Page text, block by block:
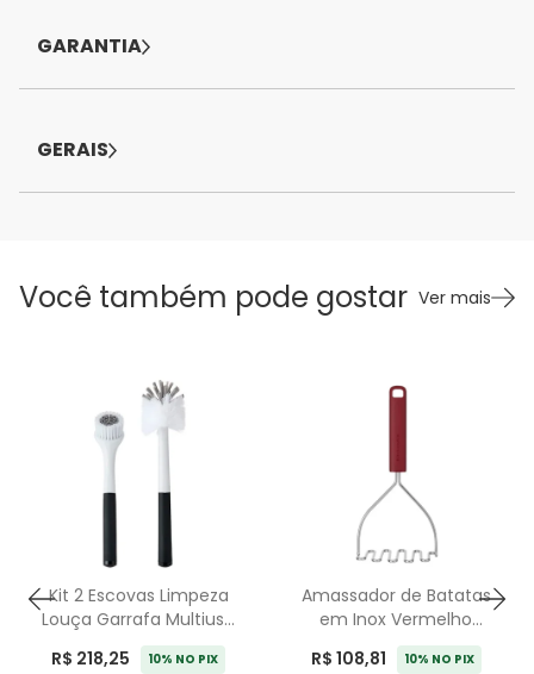
GARANTIA
GERAIS
Você também pode gostar Ver mais
Kit 2 Escovas Limpeza
Louça Garrafa Multiuso
KitchenAid
R$ 218,25 10% NO PIX
Amassador de Batatas
em Inox Vermelho
KitchenAid - 28cm
R$ 108,81 10% NO PIX